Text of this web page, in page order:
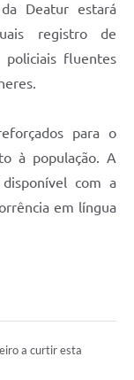
Deatur estará
registro de
policiais fluentes
para o
à população. A
com a
em língua
a curtir esta